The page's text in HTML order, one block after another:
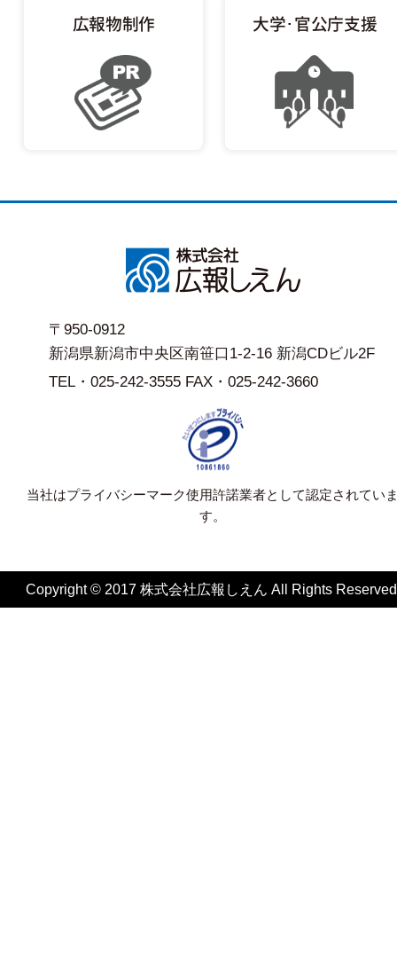
広報物制作 大学･官公庁支援
〒950-0912
新潟県新潟市中央区南笹口1-2-16 新潟CDビル2F
TEL・025-242-3555 FAX・025-242-3660
当社はプライバシーマーク使用許諾業者として認定されてい
す。
Copyright © 2017 株式会社広報しえん All Rights